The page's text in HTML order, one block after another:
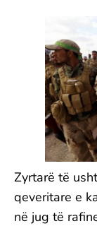
Zyrtarë të
qeveritare e
në jug të